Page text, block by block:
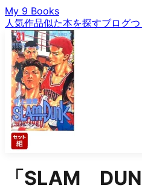
My 9 Books
人気作品似た本を探すブログつ
「SLAM